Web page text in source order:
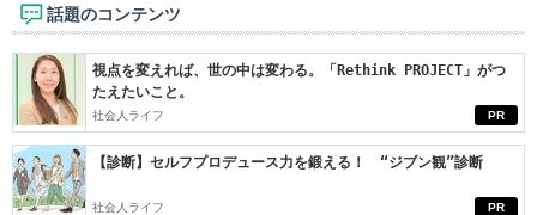
話題のコンテンツ
PR
視点を変えれば、世の中は変わる。「Rethink PROJECT」がつ
たえたいこと。
社会人ライフ
PR
【診断】セルフプロデュース力を鍛える！ “ジブン観”診断
社会人ライフ